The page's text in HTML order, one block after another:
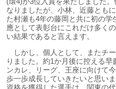
なりましたが、小林、近藤とも
た村瀬も4年の藤岡と共に初の
應として表彰台にこれだけ多く
い結果であると言えます。
しかし、個人として、またチ
りました。約1か月後に控える
ンカレ、リーグ、王座に向けて
歩一歩成長していきたいと思い
資格を獲得した選手は、関東の